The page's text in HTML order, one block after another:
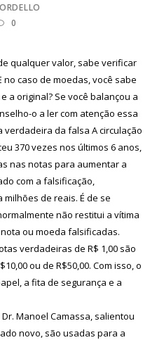
0
qualquer valor, sabe verificar
caso de moedas, você sabe
a original? Se você balançou a
o a ler com atenção essa
verdadeira da falsa A circulação
370 vezes nos últimos 6 anos,
nas notas para aumentar a
com a falsificação,
de reais. É de se
não restitui a vítima
ou moeda falsificadas.
verdadeiras de R$ 1,00 são
ou de R$50,00. Com isso, o
a fita de segurança e a
Manoel Camassa, salientou
novo, são usadas para a